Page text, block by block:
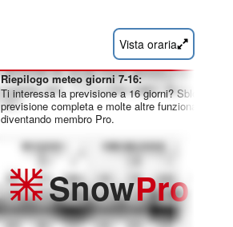
Vista oraria
Riepilogo meteo giorni 7-16:
Ti interessa la previsione a 16 giorni? Sblocca la
previsione completa e molte altre funzionalità
diventando membro Pro.
SnowPro